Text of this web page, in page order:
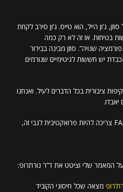
ג’ון הייל, הוא טייס. ג’ון סירב לקחת
בטיחות. אז זה לא רק כמה
שגויה”. סוזן מבינה בבירור
יש חששות לגיטימיים שגורמים
ציבורית בכל הדברים לעיל. ואנחנו
היו לנו כמה שיחות קרובות. ה-FAA צריכה להיות פרואקטיבית לגבי זה,
המאמר שלי וציטט את ד”ר נורתרופ:
מצאה שכל חיסוני הקוביד